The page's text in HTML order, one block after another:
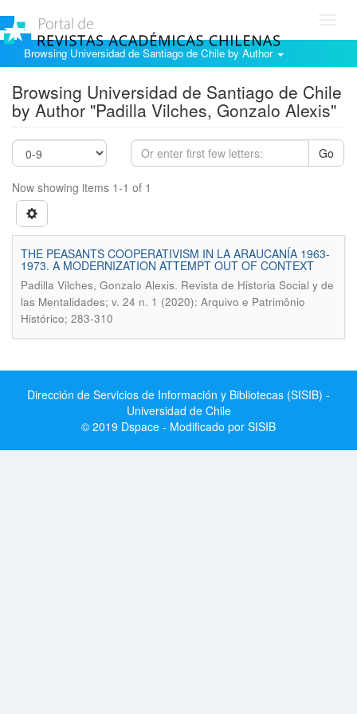
Browsing Universidad de Santiago de Chile by Author
Browsing Universidad de Santiago de Chile
by Author "Padilla Vilches, Gonzalo Alexis"
Go
Now showing items 1-1 of 1
THE PEASANTS COOPERATIVISM IN LA ARAUCANÍA 1963-
1973. A MODERNIZATION ATTEMPT OUT OF CONTEXT
Padilla Vilches, Gonzalo Alexis. Revista de Historia Social y de
las Mentalidades; v. 24 n. 1 (2020): Arquivo e Patrimônio
Histórico; 283-310
Dirección de Servicios de Información y Bibliotecas (SISIB) -
Universidad de Chile
© 2019 Dspace - Modificado por SISIB